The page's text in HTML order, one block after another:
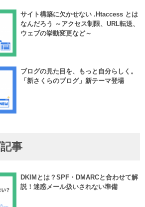
サイト構築に欠かせない .htaccess とは
なんだろう ～アクセス制限、URL転送、
ウェブの挙動変更など～
ブログの見た目を、もっと自分らしく。
「新さくらのブログ」新テーマ登場
事
DKIMとは？SPF・DMARCと合わせて解
説！迷惑メール扱いされない準備